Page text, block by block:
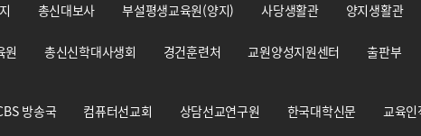
총신대보사 부설평생교육원(양지) 사당생활관 양지생활관
원 총신신학대사생회 경건훈련처 교원양성지원센터 출판부
방송국 컴퓨터선교회 상담선교연구원 한국대학신문 교육인